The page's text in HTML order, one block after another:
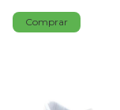
Comprar